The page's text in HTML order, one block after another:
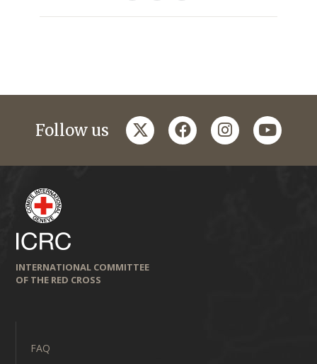
Follow us twitterfacebookinstagramyoutube
INTERNATIONAL COMMITTEE
OF THE RED CROSS
FAQ